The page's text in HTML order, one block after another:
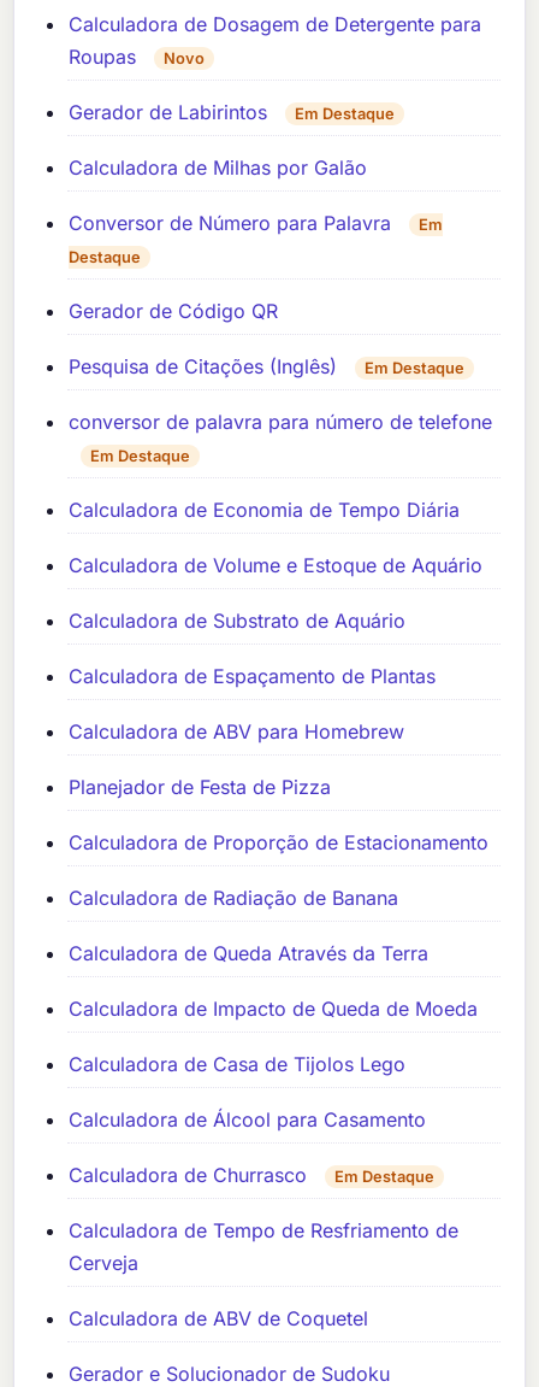
Calculadora de Dosagem de Detergente para
Roupas
Novo
Gerador de Labirintos Em Destaque
Calculadora de Milhas por Galão
Conversor de Número para Palavra
Em
Destaque
Gerador de Código QR
Pesquisa de Citações (Inglês) Em Destaque
conversor de palavra para número de telefone
Em Destaque
Calculadora de Economia de Tempo Diária
Calculadora de Volume e Estoque de Aquário
Calculadora de Substrato de Aquário
Calculadora de Espaçamento de Plantas
Calculadora de ABV para Homebrew
Planejador de Festa de Pizza
Calculadora de Proporção de Estacionamento
Calculadora de Radiação de Banana
Calculadora de Queda Através da Terra
Calculadora de Impacto de Queda de Moeda
Calculadora de Casa de Tijolos Lego
Calculadora de Álcool para Casamento
Calculadora de Churrasco Em Destaque
Calculadora de Tempo de Resfriamento de
Cerveja
Calculadora de ABV de Coquetel
Gerador e Solucionador de Sudoku